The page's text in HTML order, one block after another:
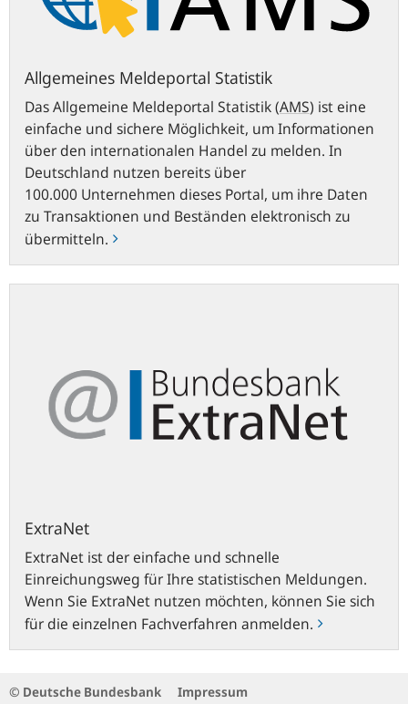
Allgemeines Meldeportal Statistik
Das Allgemeine Meldeportal Statistik(AMS) ist eine
einfache und sichere Möglichkeit, um Informationen
über den internationalen Handel zu melden. In
Deutschland nutzen bereits über
100.000 Unternehmen dieses Portal, um ihre Daten
zu Transaktionen und Beständen elektronisch zu
übermitteln.
ExtraNet
ExtraNet ist der einfache und schnelle
Einreichungsweg für Ihre statistischen Meldungen.
Wenn Sie ExtraNet nutzen möchten, können Sie sich
für die einzelnen Fachverfahren anmelden.
© Deutsche Bundesbank Impressum